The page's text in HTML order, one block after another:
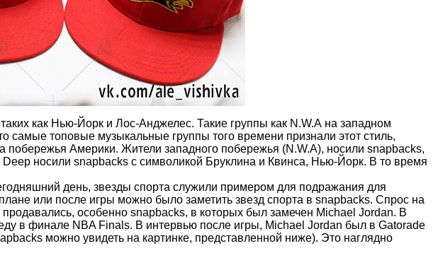
как Нью-Йорк и Лос-Анджелес. Такие группы как N.W.A на западном
самые топовые музыкальные группы того времени признали этот стиль,
Америки. Жители западного побережья (N.W.A), носили snapbacks,
носили snapbacks с символикой Бруклина и Квинса, Нью-Йорк. В то время
день, звезды спорта служили примером для подражания для
или после игры можно было заметить звезд спорта в snapbacks. Спрос на
особенно snapbacks, в которых был замечен Michael Jordan. В
в финале NBA Finals. В интервью после игры, Michael Jordan был в Gatorade
можно увидеть на картинке, представленной ниже). Это наглядно